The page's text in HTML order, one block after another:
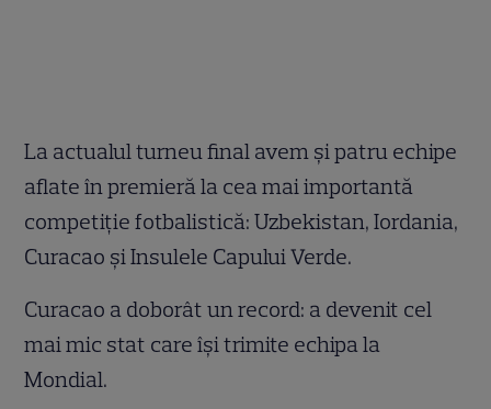
La actualul turneu final avem și patru echipe
aflate în premieră la cea mai importantă
competiție fotbalistică: Uzbekistan, Iordania,
Curacao și Insulele Capului Verde.
Curacao a doborât un record: a devenit cel
mai mic stat care își trimite echipa la
Mondial.